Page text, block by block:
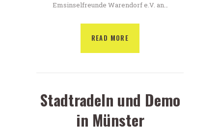
Emsinselfreunde Warendorf e.V. an…
READ MORE
Stadtradeln und Demo
in Münster